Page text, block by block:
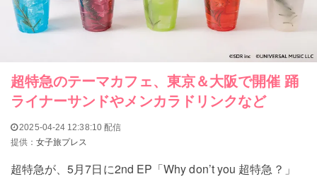
超特急のテーマカフェ、東京＆大阪で開催 踊
ライナーサンドやメンカラドリンクなど
2025-04-24 12:38:10 配信
提供：女子旅プレス
超特急が、5月7日に2nd EP「Why don’t you 超特急？」